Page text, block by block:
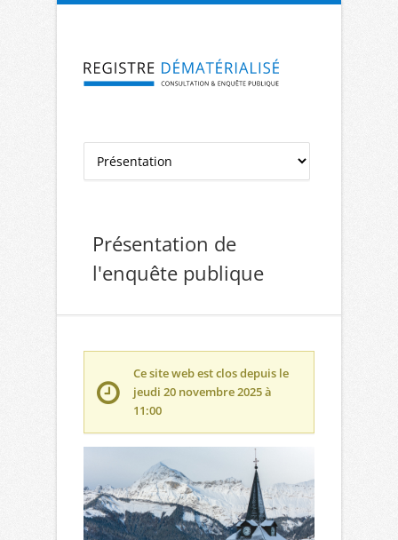
Aller à la navigation Aller au contenu
Présentation de
l'enquête publique
Ce site web est clos depuis le
jeudi 20 novembre 2025 à
11:00